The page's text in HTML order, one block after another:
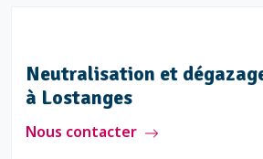
Neutralisation et
à Lostanges
Nous contacter